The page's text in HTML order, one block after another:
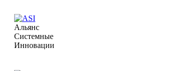
Альянс
Системные
Инновации